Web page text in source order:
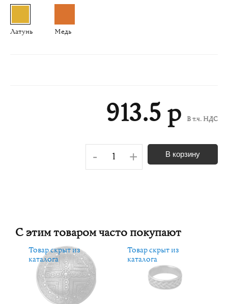
Латунь Медь
913.5 р В т.ч. НДС
- + В корзину
С этим товаром часто покупают
Товар скрыт из
каталога
Товар скрыт из
каталога